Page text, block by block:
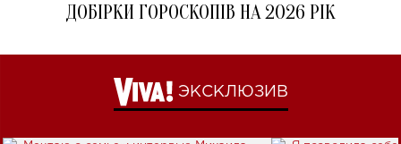
ДОБІРКИ ГОРОСКОПІВ НА 2026 РІК
ЭКСКЛЮЗИВ